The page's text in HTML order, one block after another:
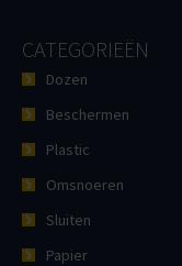
CATEGORIEËN
Dozen
Beschermen
Plastic
Omsnoeren
Sluiten
Papier